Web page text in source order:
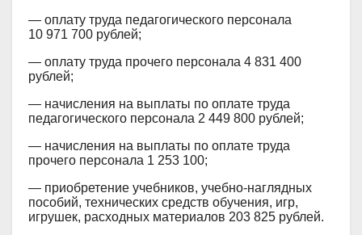
— оплату труда педагогического персонала
10 971 700 рублей;
— оплату труда прочего персонала 4 831 400
рублей;
— начисления на выплаты по оплате труда
педагогического персонала 2 449 800 рублей;
— начисления на выплаты по оплате труда
прочего персонала 1 253 100;
— приобретение учебников, учебно-наглядных
пособий, технических средств обучения, игр,
игрушек, расходных материалов 203 825 рублей.